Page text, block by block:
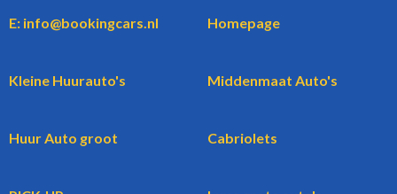
E: info@bookingcars.nl Homepage
Kleine Huurauto's Middenmaat Auto's
Huur Auto groot Cabriolets